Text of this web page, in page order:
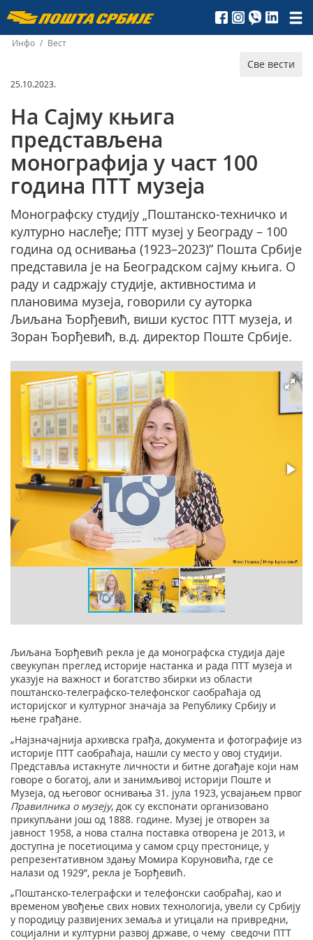
Пошта
Србије
д.о.о.
Инфо / Вест
Све вести
25.10.2023.
На Сајму књига
представљена
монографија у част 100
година ПТТ музеја
Монографску студију „Поштанско-техничко и
културно наслеђе; ПТТ музеј у Београду – 100
година од оснивања (1923–2023)” Пошта Србије
представила је на Београдском сајму књига. О
раду и садржају студије, активностима и
плановима музеја, говорили су ауторка
Љиљана Ђорђевић, виши кустос ПТТ музеја, и
Зоран Ђорђевић, в.д. директор Поште Србије.
Љиљана Ђорђевић рекла је да монографска студија даје
свеукупан преглед историје настанка и рада ПТТ музеја и
указује на важност и богатство збирки из области
поштанско-телеграфско-телефонског саобраћаја од
историјског и културног значаја за Републику Србију и
њене грађане.
„Најзначајнија архивска грађа, документа и фотографије из
историје ПТТ саобраћаја, нашли су место у овој студији.
Представља истакнуте личности и битне догађаје који нам
говоре о богатој, али и занимљивој историји Поште и
Музеја, од његовог оснивања 31. јула 1923, усвајањем првог
Правилника о музеју, док су експонати организовано
прикупљани још од 1888. године. Музеј је отворен за
јавност 1958, а нова стална поставка отворена је 2013, и
доступна је посетиоцима у самом срцу престонице, у
репрезентативном здању Момира Коруновића, где се
налази од 1929”, рекла је Ђорђевић.
„Поштанско-телеграфски и телефонски саобраћај, као и
временом увођење свих нових технологија, увели су Србију
у породицу развијених земаља и утицали на привредни,
социјални и културни развој државе, о чему сведочи ПТТ